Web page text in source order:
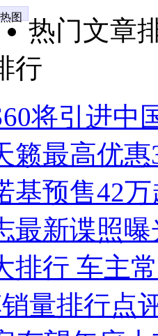
图
热门文章
行
将引进中
籁最高优
基预售42
最新谍照
排行 车主
量排行点